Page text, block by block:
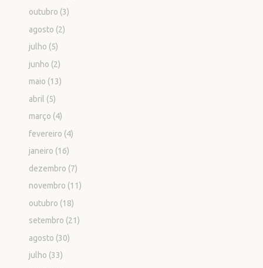
outubro (3)
agosto (2)
julho (5)
junho (2)
maio (13)
abril (5)
março (4)
fevereiro (4)
janeiro (16)
dezembro (7)
novembro (11)
outubro (18)
setembro (21)
agosto (30)
julho (33)